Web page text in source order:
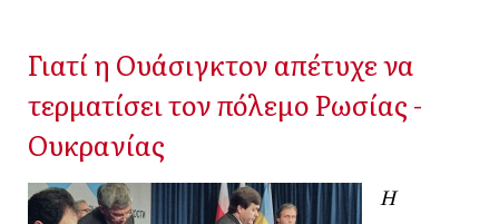
Γιατί η Ουάσιγκτον απέτυχε να
τερματίσει τον πόλεμο Ρωσίας -
Ουκρανίας
Η